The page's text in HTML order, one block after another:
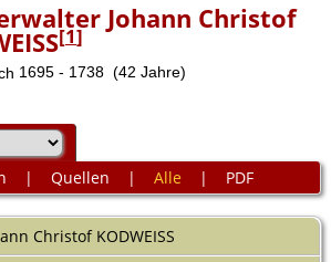
Johann Christof
[1]
1695 - 1738 (42 Jahre)
| Quellen | Alle | PDF
Christof KODWEISS